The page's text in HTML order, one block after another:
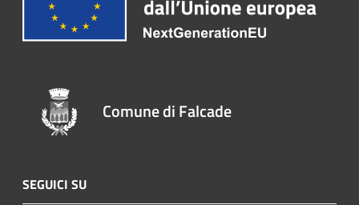
Comune di Falcade
SEGUICI SU